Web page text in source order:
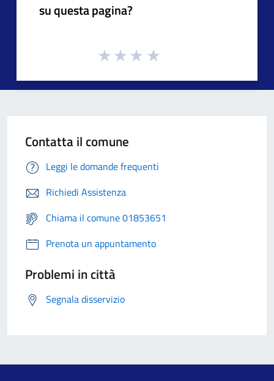
su questa pagina?
Contatta il comune
Leggi le domande frequenti
Richiedi Assistenza
Chiama il comune 01853651
Prenota un appuntamento
Problemi in città
Segnala disservizio